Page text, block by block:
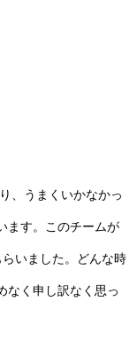
、うまくいかなかっ
ます。このチームが
いました。どんな時
なく申し訳なく思っ